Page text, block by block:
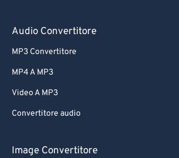
Audio Convertitore
MP3 Convertitore
MP4 A MP3
Video A MP3
Convertitore audio
Image Convertitore